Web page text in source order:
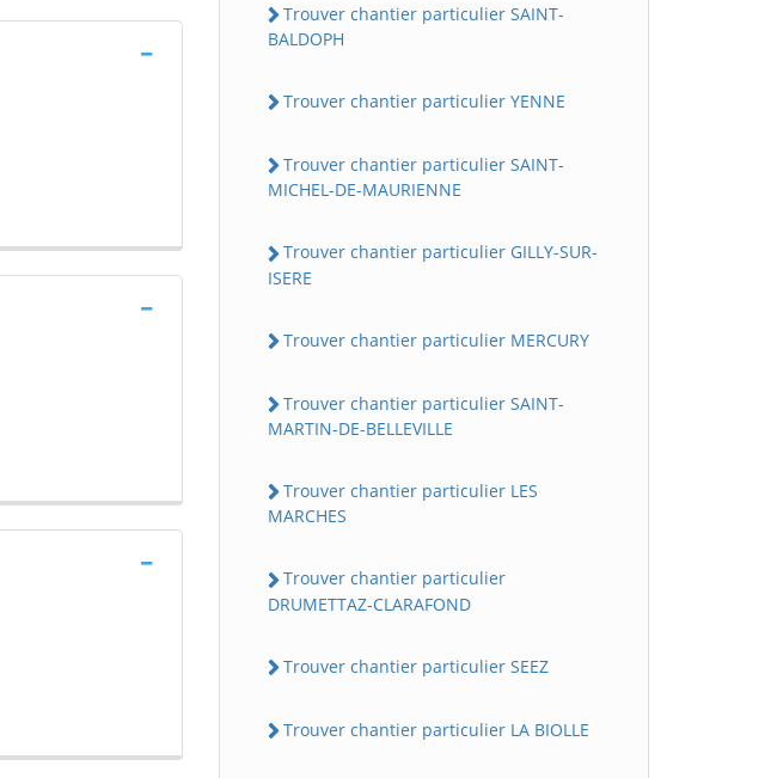
Trouver chantier particulier SAINT-
BALDOPH
Trouver chantier particulier YENNE
Trouver chantier particulier SAINT-
MICHEL-DE-MAURIENNE
Trouver chantier particulier GILLY-SUR-
ISERE
Trouver chantier particulier MERCURY
Trouver chantier particulier SAINT-
MARTIN-DE-BELLEVILLE
Trouver chantier particulier LES
MARCHES
Trouver chantier particulier
DRUMETTAZ-CLARAFOND
Trouver chantier particulier SEEZ
Trouver chantier particulier LA BIOLLE